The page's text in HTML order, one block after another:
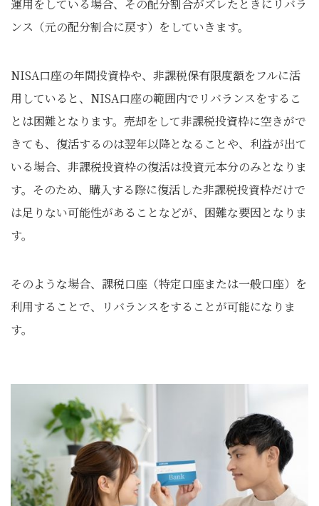
運用をしている場合、その配分割合がズレたときにリバラ
ンス（元の配分割合に戻す）をしていきます。
NISA口座の年間投資枠や、非課税保有限度額をフルに活
用していると、NISA口座の範囲内でリバランスをするこ
とは困難となります。売却をして非課税投資枠に空きがで
きても、復活するのは翌年以降となることや、利益が出て
いる場合、非課税投資枠の復活は投資元本分のみとなりま
す。そのため、購入する際に復活した非課税投資枠だけで
は足りない可能性があることなどが、困難な要因となりま
す。
そのような場合、課税口座（特定口座または一般口座）を
利用することで、リバランスをすることが可能になりま
す。